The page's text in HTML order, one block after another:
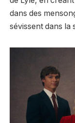
dans des
sévissent dans la